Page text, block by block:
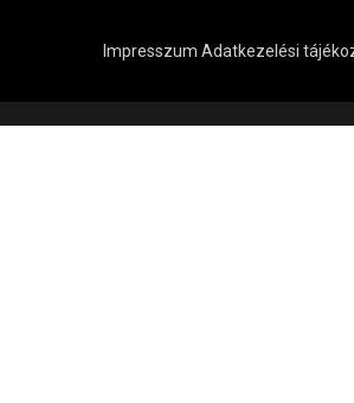
Impresszum Adatkezelési